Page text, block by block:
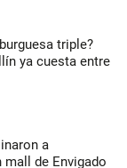
triple?
ya cuesta entre
a
de Envigado